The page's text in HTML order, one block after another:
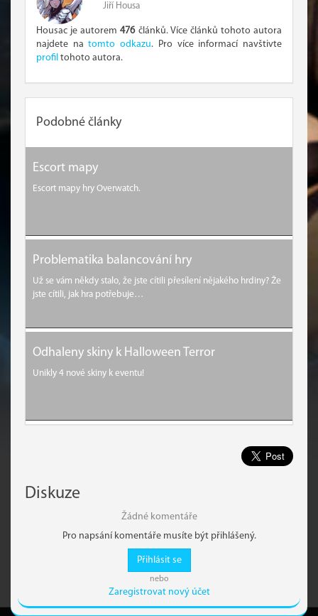
Jiří Housa
Housac je autorem476článků. Více článků tohoto autora
najdete natomto odkazu. Pro více informací navštivte
profil tohoto autora.
Podobné články
Escort mapy
Escort mapy hry Overwatch.
Problematika balancování hry
Už se vám někdy stalo, že jste cítili přesílení nějakého hrdiny? Že
jste cítili, jak hra potřebuje…
Odhaleny skiny k Halloween Terror
Unikly 4 nové skiny k eventu!
Diskuze
Žádné komentáře
Pro napsání komentáře musíte být přihlášený.
Přihlásit se
nebo
Zaregistrovat nový účet